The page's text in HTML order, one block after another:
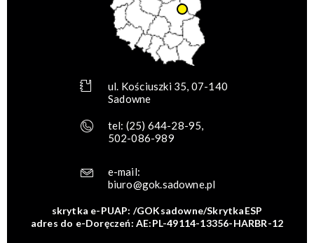
ul. Kościuszki 35, 07-140
Sadowne
tel: (25) 644-28-95,
502-086-989
e-mail:
biuro@gok.sadowne.pl
skrytka e-PUAP: /GOKsadowne/SkrytkaESP
adres do e-Doręczeń: AE:PL-49114-13356-HARBR-12